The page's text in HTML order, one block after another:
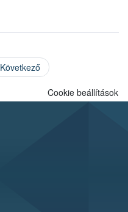
Következő
Cookie beállítások